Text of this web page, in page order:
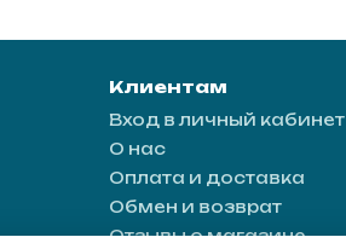
Клиентам
Вход в личный кабинет
О нас
Оплата и доставка
Обмен и возврат
Отзывы о магазине